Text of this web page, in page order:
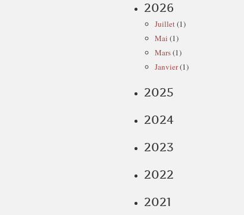
2026
Juillet(1)
Mai (1)
Mars(1)
Janvier(1)
2025
2024
2023
2022
2021